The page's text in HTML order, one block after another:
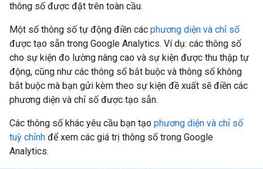
thông số được đặt trên toàn cầu.
Một số thông số tự động điền các phương diện và chỉ số
được tạo sẵn trong Google Analytics. Ví dụ: các thông số
cho sự kiện đo lường nâng cao và sự kiện được thu thập tự
động, cũng như các thông số bắt buộc và thông số không
bắt buộc mà bạn gửi kèm theo sự kiện đề xuất sẽ điền các
phương diện và chỉ số được tạo sẵn.
Các thông số khác yêu cầu bạn tạo phương diện và chỉ số
tuỳ chỉnh để xem các giá trị thông số trong Google
Analytics.